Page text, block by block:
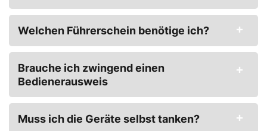
Welchen Führerschein benötige ich?
Brauche ich zwingend einen
Bedienerausweis
Muss ich die Geräte selbst tanken?